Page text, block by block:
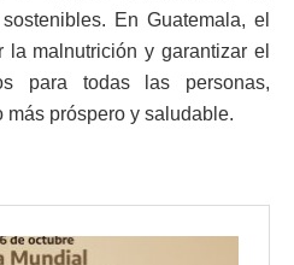
En Guatemala, el
malnutrición y garantizar el
para todas las personas,
más próspero y saludable.